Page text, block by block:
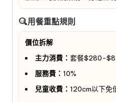
用餐重點規則
價位拆解
主力消費： 套餐$280-
服務費： 10%
兒童收費： 120cm以下免